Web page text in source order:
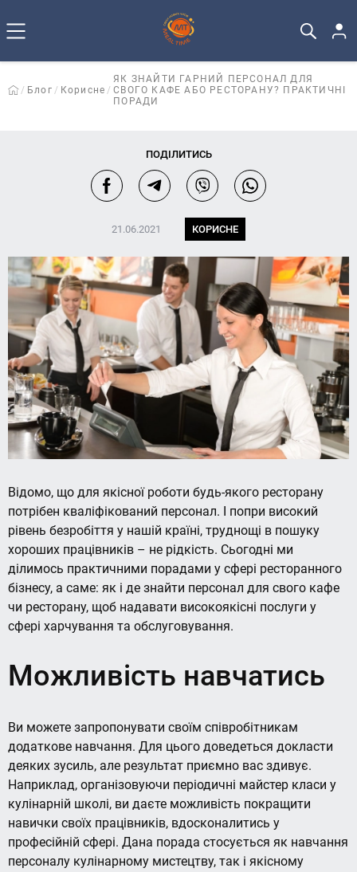
Блог Корисне
ЯК ЗНАЙТИ ГАРНИЙ ПЕРСОНАЛ ДЛЯ
СВОГО КАФЕ АБО РЕСТОРАНУ? ПРАКТИЧНІ
ПОРАДИ
ПОДІЛИТИСЬ
21.06.2021 КОРИСНЕ
Відомо, що для якісної роботи будь-якого ресторану
потрібен кваліфікований персонал. І попри високий
рівень безробіття у нашій країні, труднощі в пошуку
хороших працівників – не рідкість. Сьогодні ми
ділимось практичними порадами у сфері ресторанного
бізнесу, а саме: як і де знайти персонал для свого кафе
чи ресторану, щоб надавати високоякісні послуги у
сфері харчування та обслуговування.
Можливість навчатись
Ви можете запропонувати своїм співробітникам
додаткове навчання. Для цього доведеться докласти
деяких зусиль, але результат приємно вас здивує.
Наприклад, організовуючи періодичні майстер класи у
кулінарній школі, ви даєте можливість покращити
навички своїх працівників, вдосконалитись у
професійній сфері. Дана порада стосується як навчання
персоналу кулінарному мистецтву, так і якісному